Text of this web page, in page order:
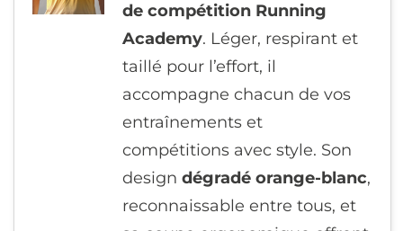
de compétition Running
Academy. Léger, respirant et
taillé pour l’effort, il
accompagne chacun de vos
entraînements et
compétitions avec style. Son
design dégradé orange-blanc,
reconnaissable entre tous, et